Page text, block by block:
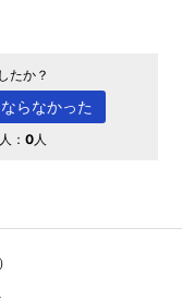
たか？
らなかった
： 0 人